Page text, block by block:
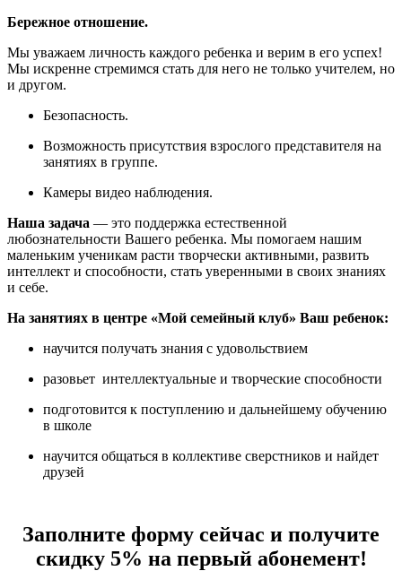
Бережное отношение.
Мы уважаем личность каждого ребенка и верим в его успех!
Мы искренне стремимся стать для него не только учителем, но
и другом.
Безопасность.
Возможность присутствия взрослого представителя на
занятиях в группе.
Камеры видео наблюдения.
Наша задача — это поддержка естественной
любознательности Вашего ребенка. Мы помогаем нашим
маленьким ученикам расти творчески активными, развить
интеллект и способности, стать уверенными в своих знаниях
и себе.
На занятиях в центре «Мой семейный клуб» Ваш ребенок:
научится получать знания с удовольствием
разовьет интеллектуальные и творческие способности
подготовится к поступлению и дальнейшему обучению
в школе
научится общаться в коллективе сверстников и найдет
друзей
Заполните форму сейчас и получите
скидку 5% на первый абонемент!